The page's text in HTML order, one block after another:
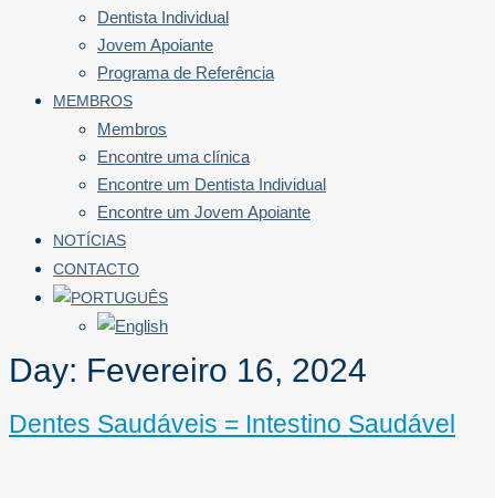
Dentista Individual
Jovem Apoiante
Programa de Referência
MEMBROS
Membros
Encontre uma clínica
Encontre um Dentista Individual
Encontre um Jovem Apoiante
NOTÍCIAS
CONTACTO
Day: Fevereiro 16, 2024
Dentes Saudáveis = Intestino Saudável